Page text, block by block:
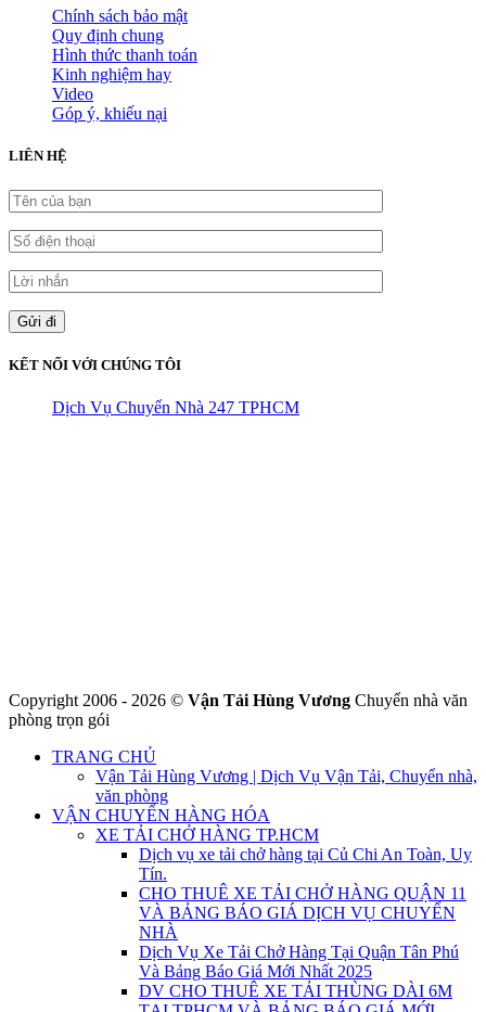
Chính sách bảo mật
Quy định chung
Hình thức thanh toán
Kinh nghiệm hay
Video
Góp ý, khiếu nại
LIÊN HỆ
KẾT NỐI VỚI CHÚNG TÔI
Dịch Vụ Chuyển Nhà 247 TPHCM
Copyright 2006 - 2026 © Vận Tải Hùng Vương Chuyển nhà văn
phòng trọn gói
TRANG CHỦ
Vận Tải Hùng Vương | Dịch Vụ Vận Tải, Chuyển nhà,
văn phòng
VẬN CHUYỂN HÀNG HÓA
XE TẢI CHỞ HÀNG TP.HCM
Dịch vụ xe tải chở hàng tại Củ Chi An Toàn, Uy
Tín.
CHO THUÊ XE TẢI CHỞ HÀNG QUẬN 11
VÀ BẢNG BÁO GIÁ DỊCH VỤ CHUYỂN
NHÀ
Dịch Vụ Xe Tải Chở Hàng Tại Quận Tân Phú
Và Bảng Báo Giá Mới Nhất 2025
DV CHO THUÊ XE TẢI THÙNG DÀI 6M